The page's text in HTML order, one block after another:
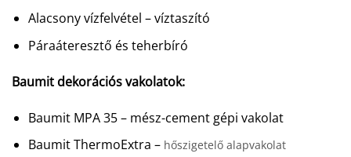
Alacsony vízfelvétel – víztaszító
Páraáteresztő és teherbíró
Baumit dekorációs vakolatok:
Baumit MPA 35 – mész-cement gépi vakolat
Baumit ThermoExtra – hőszigetelő alapvakolat